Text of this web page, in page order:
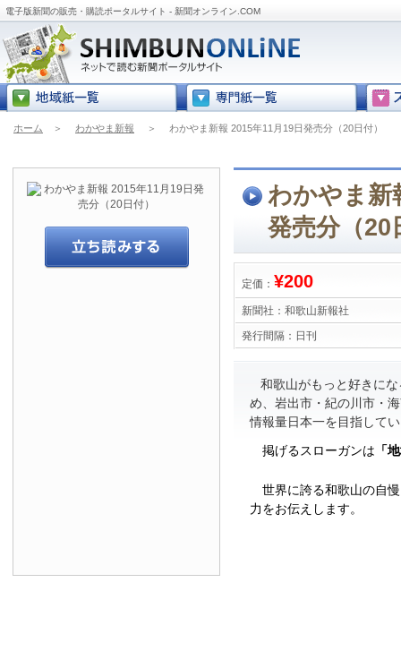
電子版新聞の販売・購読ポータルサイト - 新聞オンライン.COM
ホーム ＞ わかやま新報 ＞ わかやま新報 2015年11月19日発売分（20日付）
わかやま新
発売分（20
定価： ¥200
新聞社： 和歌山新報社
発行間隔： 日刊
和歌山がもっと好きに
め、岩出市・紀の川市・
情報量日本一を目指して
掲げるスローガンは 「
世界に誇る和歌山の自
力をお伝えします。